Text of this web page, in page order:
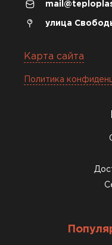
улица
Карта сайта
Политика